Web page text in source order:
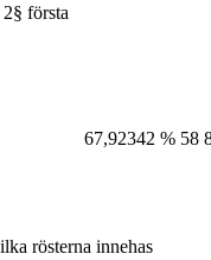
första
67,92342 % 58
rösterna innehas